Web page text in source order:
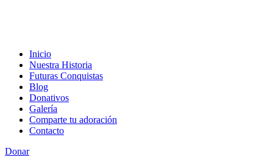
Inicio
Nuestra Historia
Futuras Conquistas
Blog
Donativos
Galería
Comparte tu adoración
Contacto
Donar